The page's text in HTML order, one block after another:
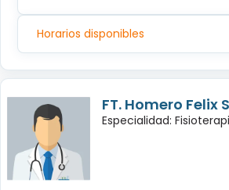
Horarios disponibles
FT. Homero Felix
Especialidad: